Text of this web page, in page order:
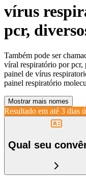
vírus
pcr,
Também pode ser
víral respiratório por pcr,
painel de vírus
painel respiratório
Mostrar mais nomes
Resultado em até 3 dias
Qual seu